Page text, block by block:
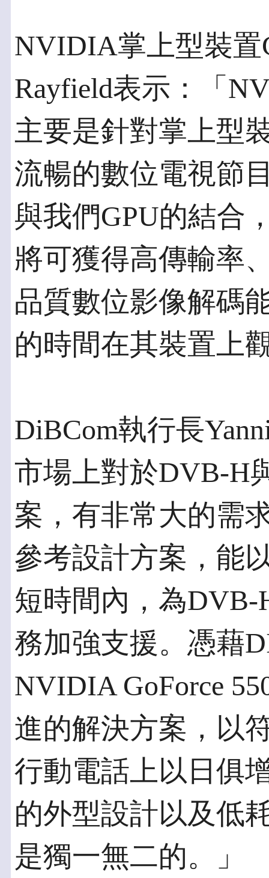
NVIDIA掌上型裝置
Rayfield表示：「
主要是針對掌上型
流暢的數位電視節
與我們GPU的結合
將可獲得高傳輸率
品質數位影像解碼
的時間在其裝置上
DiBCom執行長
市場上對於DVB-H
案，有非常大的需
參考設計方案，能
短時間內，為
務加強支援。憑藉
NVIDIA GoForce
進的解決方案，以
行動電話上以日俱
的外型設計以及低
是獨一無二的。」